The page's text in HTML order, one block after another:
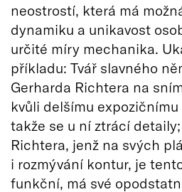
neostrostí, která má
dynamiku a unikavost
určité míry mechanika.
příkladu: Tvář slavného
Gerharda Richtera na
kvůli delšímu expozičnímu
takže se u ní ztrácí
Richtera, jenž na svých
i rozmývání kontur, je
funkční, má své